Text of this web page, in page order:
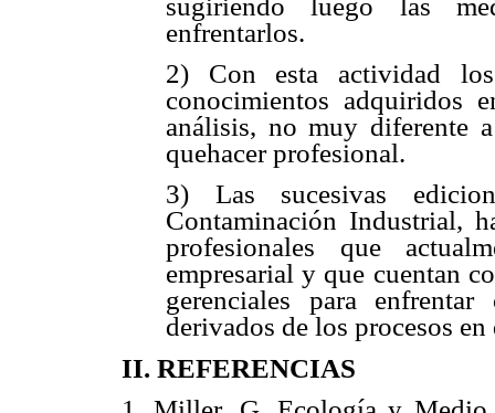
enfrentarlos.
2) Con esta actividad
conocimientos adquiridos
análisis, no muy diferente
quehacer profesional.
3) Las sucesivas
Contaminación Industrial,
profesionales que
empresarial y que cuentan
gerenciales para
derivados de los procesos en
II. REFERENCIAS